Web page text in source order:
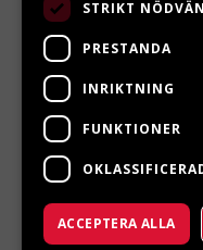
LJUNGBERGS MOTOR
POWERED BY EMPORI
STRIKT
PRESTANDA
INRIKTNING
FUNKTIONER
ACCEPTERA ALLA